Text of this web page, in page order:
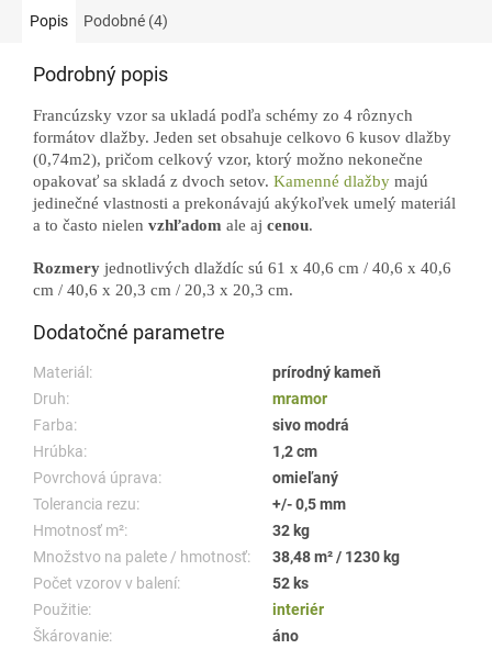
Popis Podobné (4)
Podrobný popis
Francúzsky vzor sa ukladá podľa schémy zo 4 rôznych
formátov dlažby. Jeden set obsahuje celkovo 6 kusov dlažby
(0,74m2), pričom celkový vzor, ktorý možno nekonečne
opakovať sa skladá z dvoch setov. Kamenné dlažby majú
jedinečné vlastnosti a prekonávajú akýkoľvek umelý materiál
a to často nielen vzhľadom ale aj cenou.
Rozmery jednotlivých dlaždíc sú 61 x 40,6 cm / 40,6 x 40,6
cm / 40,6 x 20,3 cm / 20,3 x 20,3 cm.
Dodatočné parametre
Materiál:
prírodný kameň
Druh:
mramor
Farba:
sivo modrá
Hrúbka:
1,2 cm
Povrchová úprava:
omieľaný
Tolerancia rezu:
+/- 0,5 mm
Hmotnosť m²:
32 kg
Množstvo na palete / hmotnosť:
38,48 m² / 1230 kg
Počet vzorov v balení:
52 ks
Použitie:
interiér
Škárovanie:
áno